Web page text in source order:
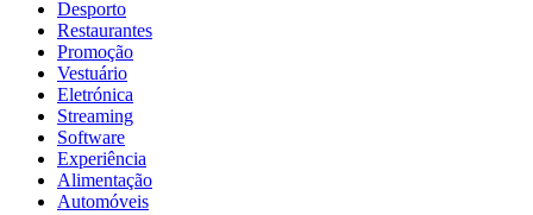
Desporto
Restaurantes
Promoção
Vestuário
Eletrónica
Streaming
Software
Experiência
Alimentação
Automóveis